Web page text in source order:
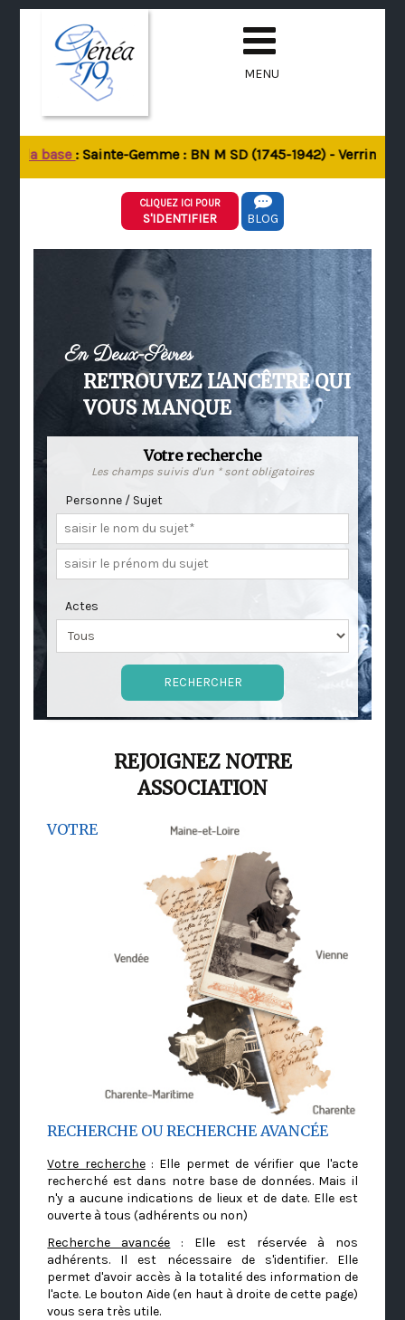
MENU
la base: Sainte-Gemme : BN M SD (1745-1942) - Verrines-
CLIQUEZ ICI POUR
S'IDENTIFIER BLOG
En Deux-Sèvres
RETROUVEZ L'ANCÊTRE QUI
VOUS MANQUE
Votre recherche
Les champs suivis d'un * sont obligatoires
Personne / Sujet
Actes
REJOIGNEZ NOTRE
ASSOCIATION
VOTRE
RECHERCHE OU RECHERCHE AVANCÉE
Votre recherche: Elle permet de vérifier que l'acte
recherché est dans notre base de données. Mais il
n'y a aucune indications de lieux et de date. Elle est
ouverte à tous (adhérents ou non)
Recherche avancée : Elle est réservée à nos
adhérents. Il est nécessaire de s'identifier. Elle
permet d'avoir accès à la totalité des information de
l'acte. Le bouton Aide (en haut à droite de cette page)
vous sera très utile.